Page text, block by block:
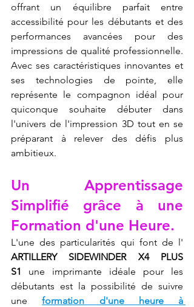
offrant un équilibre parfait entre
accessibilité pour les débutants et des
performances avancées pour des
impressions de qualité professionnelle.
Avec ses caractéristiques innovantes et
ses technologies de pointe, elle
représente le compagnon idéal pour
quiconque souhaite débuter dans
l'univers de l'impression 3D tout en se
préparant à relever des défis plus
ambitieux.
Un Apprentissage
Simplifié grâce à une
Formation d'une Heure.
ARTILLERY SIDEWINDER X4 PLUS
S1
une imprimante idéale pour les
débutants est la possibilité de suivre
une formation d'une heure à